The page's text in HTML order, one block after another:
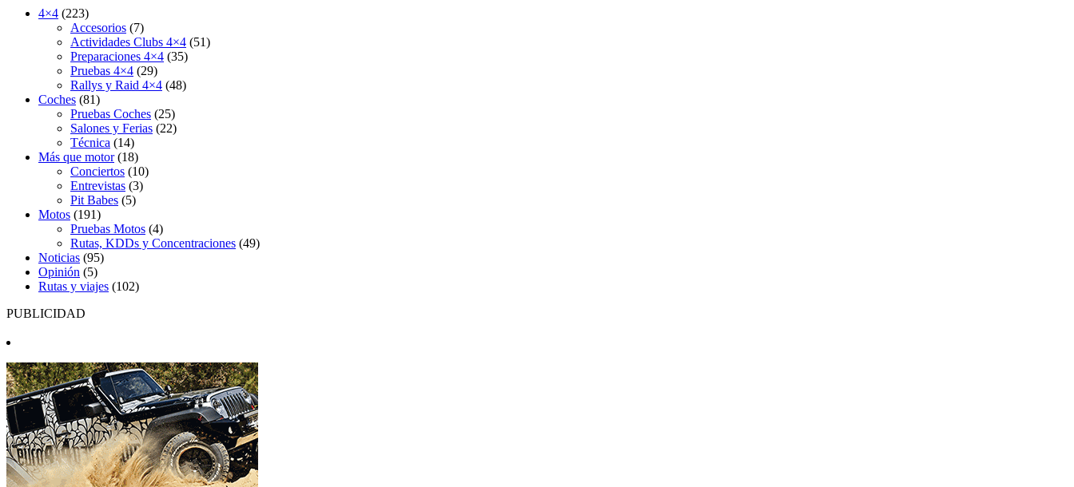
4×4 (223)
Accesorios (7)
Actividades Clubs 4×4 (51)
Preparaciones 4×4 (35)
Pruebas 4×4 (29)
Rallys y Raid 4×4 (48)
Coches (81)
Pruebas Coches (25)
Salones y Ferias (22)
Técnica (14)
Más que motor(18)
Conciertos (10)
Entrevistas (3)
Pit Babes (5)
Motos (191)
Pruebas Motos (4)
Rutas, KDDs y Concentraciones (49)
Noticias (95)
Opinión (5)
Rutas y viajes (102)
PUBLICIDAD